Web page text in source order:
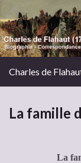
Charles de
La famille
La